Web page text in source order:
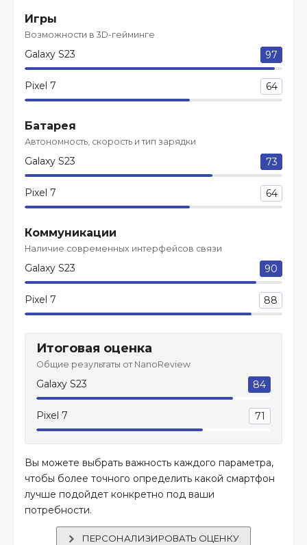
Игры
Возможности в 3D-гейминге
Galaxy S23 97
Pixel 7 64
Батарея
Автономность, скорость и тип зарядки
Galaxy S23 73
Pixel 7 64
Коммуникации
Наличие современных интерфейсов связи
Galaxy S23 90
Pixel 7 88
Итоговая оценка
Общие результаты от NanoReview
Galaxy S23 84
Pixel 7 71
Вы можете выбрать важность каждого параметра,
чтобы более точного определить какой смартфон
лучше подойдет конкретно под ваши
потребности.
ПЕРСОНАЛИЗИРОВАТЬ ОЦЕНКУ